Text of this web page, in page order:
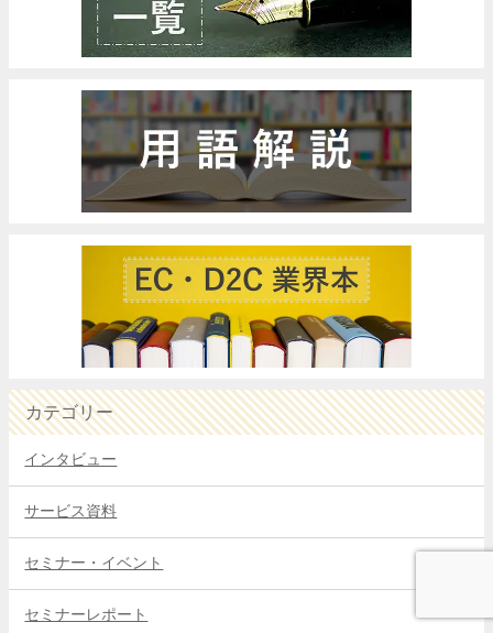
カテゴリー
インタビュー
サービス資料
セミナー・イベント
セミナーレポート